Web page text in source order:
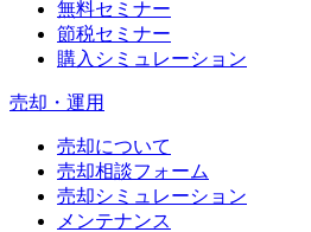
無料セミナー
節税セミナー
購入シミュレーション
売却・運用
売却について
売却相談フォーム
売却シミュレーション
メンテナンス